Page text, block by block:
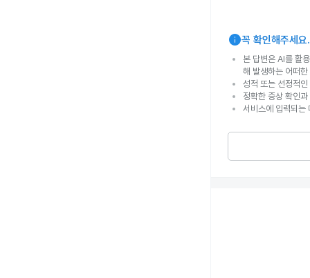
info꼭 확인해주세요.
본 답변은 AI를 활
해 발생하는 어떠
성적 또는 선정적
정확한 증상 확인
서비스에 입력되